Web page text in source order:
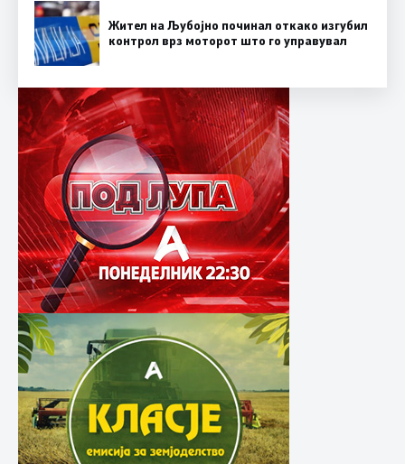
Жител на Љубојно починал откако изгубил
контрол врз моторот што го управувал